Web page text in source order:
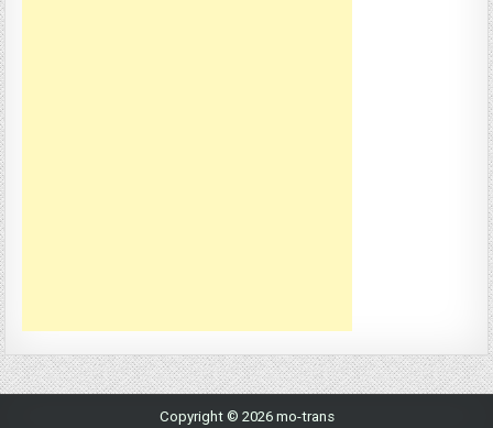
Copyright © 2026 mo-trans